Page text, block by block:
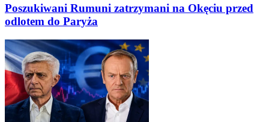
Poszukiwani Rumuni zatrzymani na Okęciu przed
odlotem do Paryża